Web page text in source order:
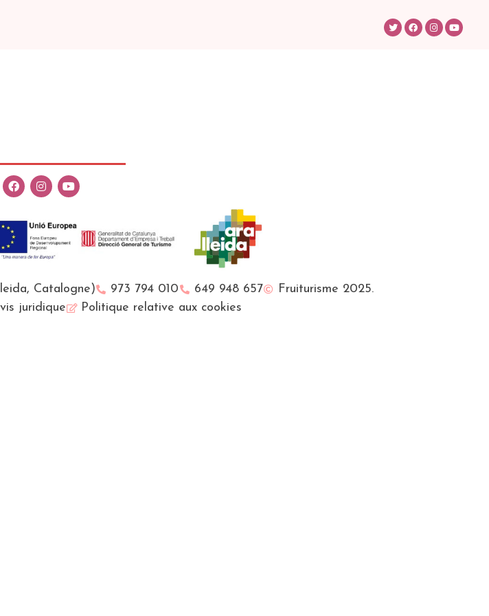
Catalogne) 973 794 010 649 948 657
Fruiturisme 2025.
juridique Politique relative aux cookies